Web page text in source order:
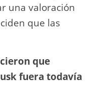
una valoración
que las
que
fuera todavía